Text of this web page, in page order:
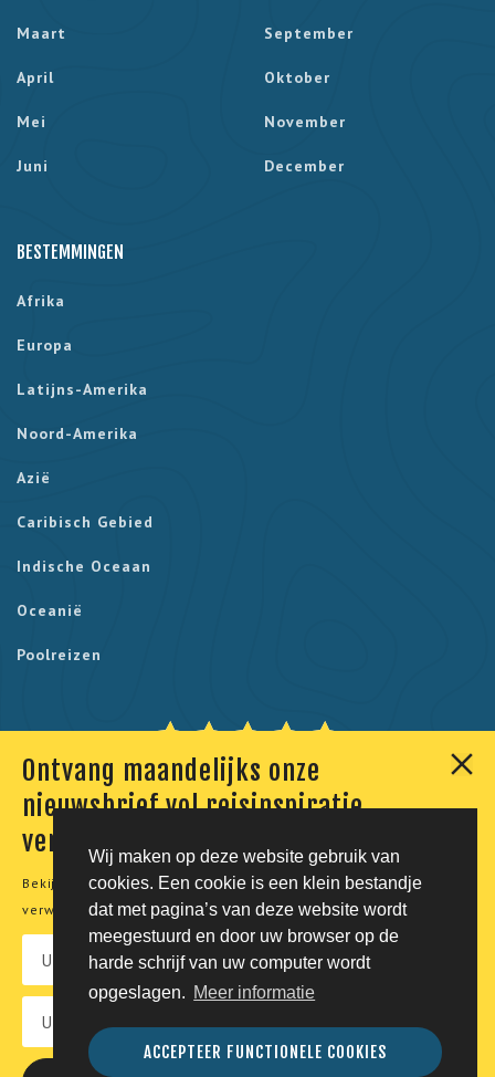
Wij maken op deze website gebruik van
cookies. Een cookie is een klein bestandje
dat met pagina’s van deze website wordt
meegestuurd en door uw browser op de
harde schrijf van uw computer wordt
opgeslagen. Meer informatie
ACCEPTEER FUNCTIONELE COOKIES
Ontvang maandelijks onze
nieuwsbrief vol reisinspiratie,
verhalen en aanbiedingen
Bekijk onzeprivacyverklaringvoor meer informatie over de
verwerking van uw persoonsgegevens.
Maart
April
Mei
Juni
September
Oktober
November
December
BESTEMMINGEN
Afrika
Europa
Latijns-Amerika
Noord-Amerika
Azië
Caribisch Gebied
Indische Oceaan
Oceanië
Poolreizen
Onze klanten geven ons een 9,7. Berekend uit 230
© Tico Reizen 2026 - Privé-reizen op maat
Developing magic by